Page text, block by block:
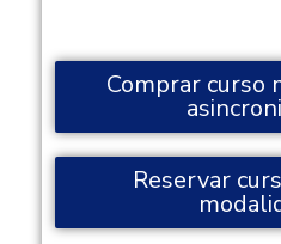
Comprar curso
Reservar